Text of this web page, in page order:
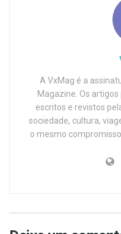
A VxMag é a
Magazine. Os
escritos e revistos
sociedade, cultura,
o mesmo